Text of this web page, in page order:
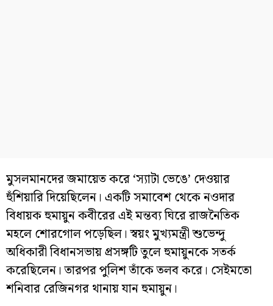
মুসলমানদের জমায়েত করে ‘স্যাটা ভেঙে’ দেওয়ার
হুঁশিয়ারি দিয়েছিলেন। একটি সমাবেশ থেকে নওদার
বিধায়ক হুমায়ুন কবীরের এই মন্তব্য ঘিরে রাজনৈতিক
মহলে শোরগোল পড়েছিল। স্বয়ং মুখ্যমন্ত্রী শুভেন্দু
অধিকারী বিধানসভায় প্রসঙ্গটি তুলে হুমায়ুনকে সতর্ক
করেছিলেন। তারপর পুলিশ তাঁকে তলব করে। সেইমতো
শনিবার রেজিনগর থানায় যান হুমায়ুন।